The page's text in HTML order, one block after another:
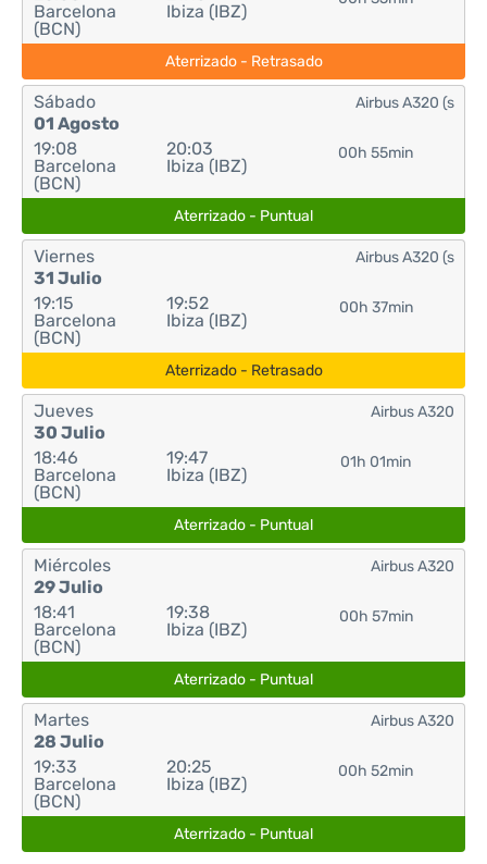
Barcelona
(BCN)
Ibiza (IBZ)
Aterrizado - Retrasado
Sábado
01 Agosto
19:08
Barcelona
(BCN)
20:03
Ibiza (IBZ)
00h 55min
Airbus A320 (s
Aterrizado - Puntual
Viernes
31 Julio
19:15
Barcelona
(BCN)
19:52
Ibiza (IBZ)
00h 37min
Airbus A320 (s
Aterrizado - Retrasado
Jueves
30 Julio
18:46
Barcelona
(BCN)
19:47
Ibiza (IBZ)
01h 01min
Airbus A320
Aterrizado - Puntual
Miércoles
29 Julio
18:41
Barcelona
(BCN)
19:38
Ibiza (IBZ)
00h 57min
Airbus A320
Aterrizado - Puntual
Martes
28 Julio
19:33
Barcelona
(BCN)
20:25
Ibiza (IBZ)
00h 52min
Airbus A320
Aterrizado - Puntual